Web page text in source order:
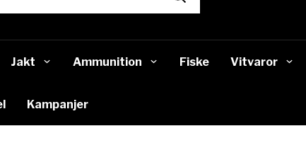
Jakt Ammunition Fiske Vitvaror
Kampanjer